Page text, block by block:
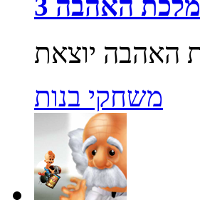
מלכת האהבה 3
משחקי בנות